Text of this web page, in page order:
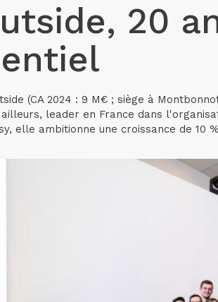
20
(CA 2024 : 9 M€ ; siège à
leader en France dans
elle ambitionne une croissance de